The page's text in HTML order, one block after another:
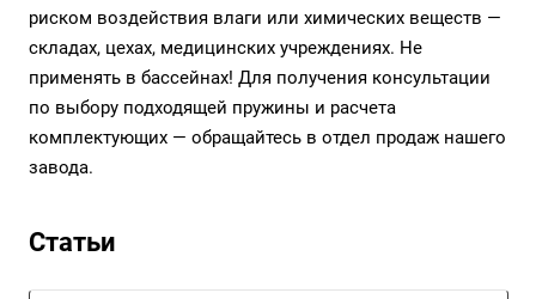
риском воздействия влаги или химических веществ —
складах, цехах, медицинских учреждениях. Не
применять в бассейнах! Для получения консультации
по выбору подходящей пружины и расчета
комплектующих — обращайтесь в отдел продаж нашего
завода.
Статьи